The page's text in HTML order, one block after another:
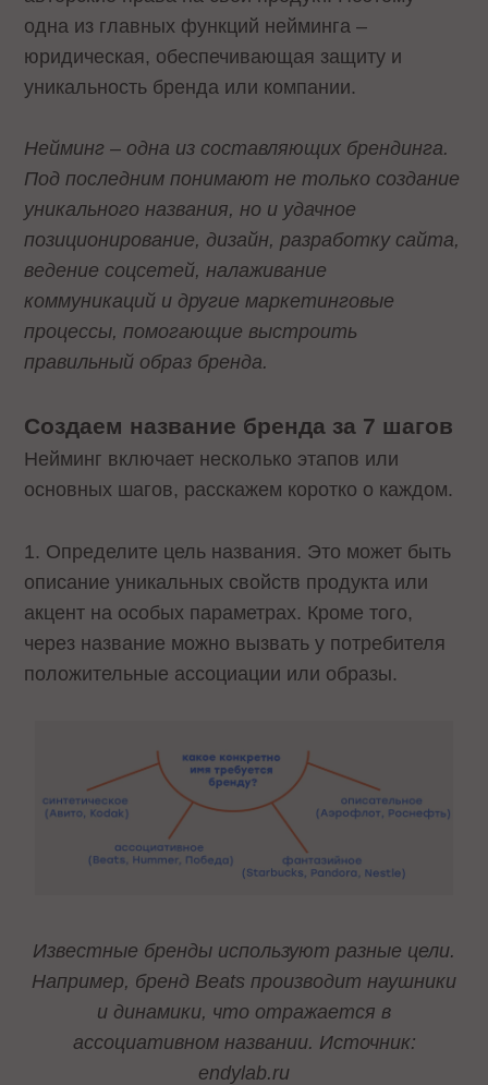
одна из главных функций нейминга –
юридическая, обеспечивающая защиту и
уникальность бренда или компании.
Нейминг – одна из составляющих брендинга.
Под последним понимают не только создание
уникального названия, но и удачное
позиционирование, дизайн, разработку сайта,
ведение соцсетей, налаживание
коммуникаций и другие маркетинговые
процессы, помогающие выстроить
правильный образ бренда.
Создаем название бренда за 7 шагов
Нейминг включает несколько этапов или
основных шагов, расскажем коротко о каждом.
1. Определите цель названия. Это может быть
описание уникальных свойств продукта или
акцент на особых параметрах. Кроме того,
через название можно вызвать у потребителя
положительные ассоциации или образы.
Известные бренды используют разные цели.
Например, бренд Beats производит наушники
и динамики, что отражается в
ассоциативном названии. Источник:
endylab.ru